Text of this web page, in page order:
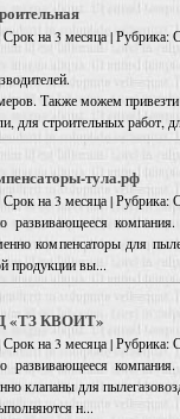
на 3 месяца | Рубрика:
Также можем
для строительных работ,
тула.рф
на 3 месяца | Рубрика:
компания.
компенсаторы для
продукции вы...
«ТЗ КВОИТ»
на 3 месяца | Рубрика:
компания.
клапаны для
н...